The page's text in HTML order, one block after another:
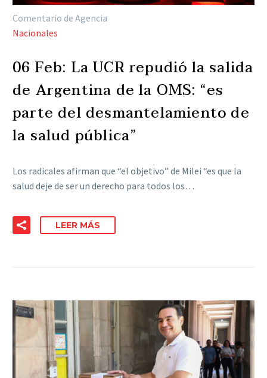
Comentario de Agencia
Nacionales
06 Feb: La UCR repudió la salida
de Argentina de la OMS: “es
parte del desmantelamiento de
la salud pública”
Los radicales afirman que “el objetivo” de Milei “es que la
salud deje de ser un derecho para todos los…
LEER MÁS